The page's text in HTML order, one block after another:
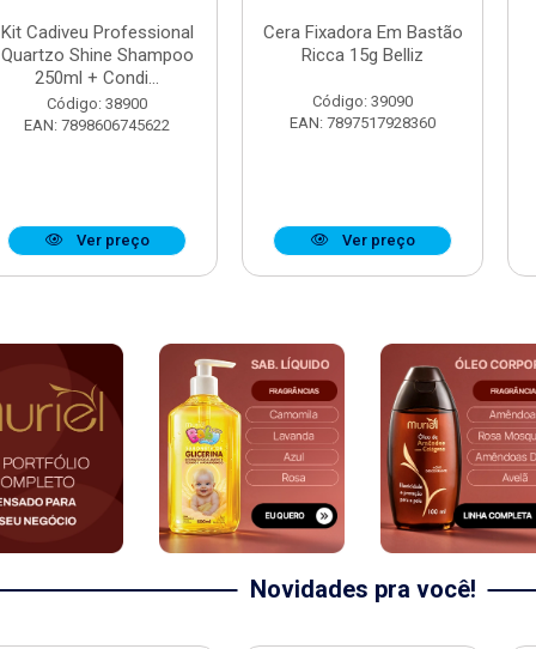
Kit Cadiveu Professional
Quartzo Shine Shampoo
250ml + Condi...
Código: 38900
EAN: 7898606745622
Ver preço
Cera Fixadora Em Bastão
Ricca 15g Belliz
Código: 39090
EAN: 7897517928360
Ver preço
Novidades pra você!